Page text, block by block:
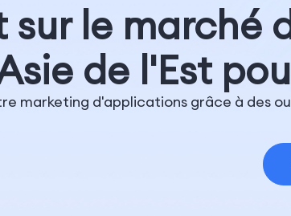
sur le marché
de l'Est
marketing d'applications grâce à des